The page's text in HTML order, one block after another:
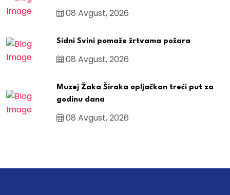
08 Avgust, 2026
Sidni Svini pomaže žrtvama požara
08 Avgust, 2026
Muzej Žaka Širaka opljačkan treći put za
godinu dana
08 Avgust, 2026